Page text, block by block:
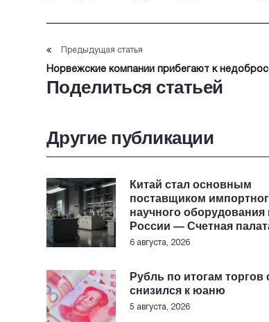
Предыдущая статья
Норвежские компании прибегают к
конкуренции
Поделиться статьей
Другие публикации
Китай стал основным
поставщиком
научного оборудования
России — Счетная
6 августа, 2026
Рубль по итогам торгов
снизился к юаню
5 августа, 2026